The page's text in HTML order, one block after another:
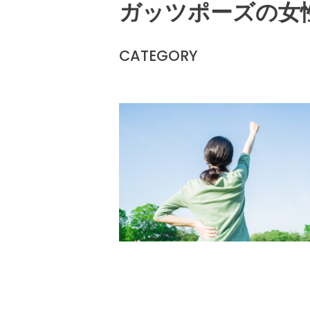
ガッツポーズの女
CATEGORY